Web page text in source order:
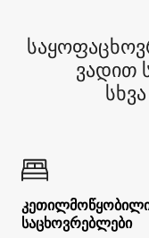
ვადით
საცხოვრებლები